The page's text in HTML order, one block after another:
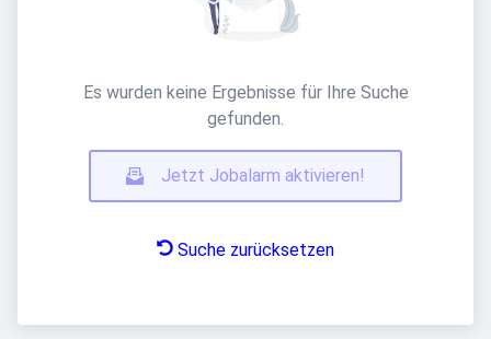
Es wurden keine Ergebnisse für Ihre Suche
gefunden.
Jetzt Jobalarm aktivieren!
Suche zurücksetzen